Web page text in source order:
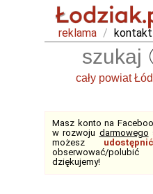
reklama / kontakt
Masz konto na
w rozwoju darmowego
możesz
obserwować/polubić
dziękujemy!